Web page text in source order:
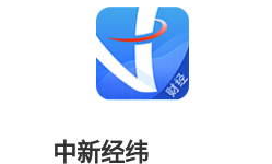
中新经纬